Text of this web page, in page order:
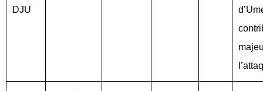
DJU